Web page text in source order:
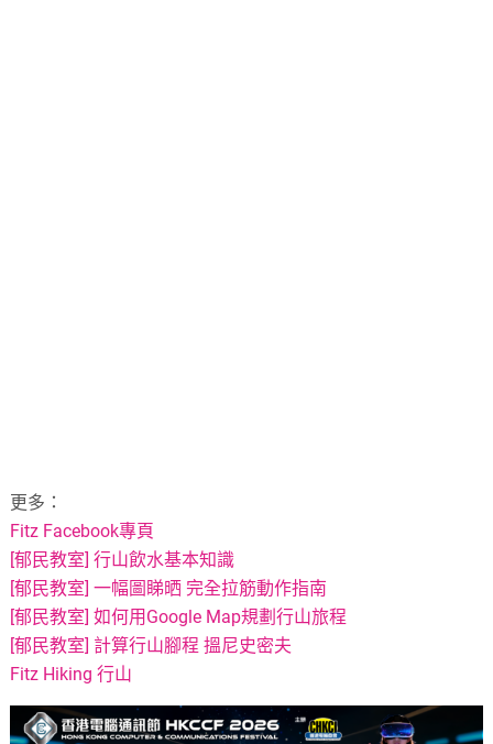
更多：
Fitz Facebook專頁
[郁民教室] 行山飲水基本知識
[郁民教室] 一幅圖睇晒 完全拉筋動作指南
[郁民教室] 如何用Google Map規劃行山旅程
[郁民教室] 計算行山腳程 搵尼史密夫
Fitz Hiking 行山